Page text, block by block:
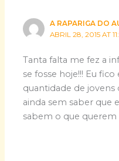
A RAPARIGA DO
ABRIL 28, 2015 AT
Tanta falta me fez a
se fosse hoje!!! Eu
quantidade de jovens
ainda sem saber que
sabem o que querem